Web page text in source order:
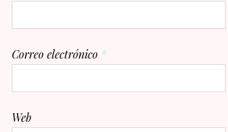
Correo electrónico *
Web